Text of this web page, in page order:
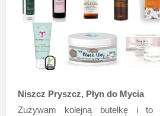
Niszcz Pryszcz, Płyn do Mycia
Zużywam kolejną butelkę i to